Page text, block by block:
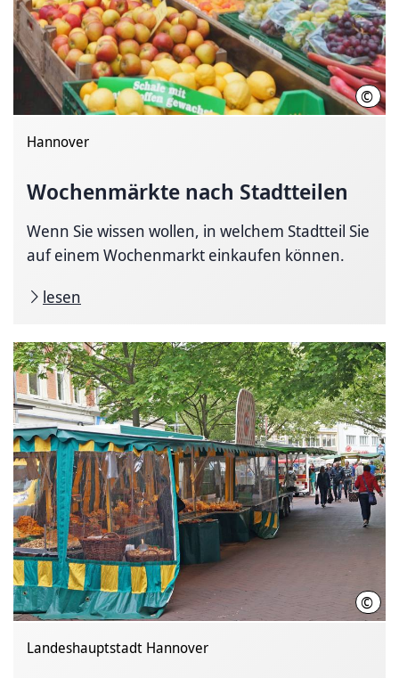
© LHH
Hannover
Wochenmärkte nach Stadtteilen
Wenn Sie wissen wollen, in welchem Stadtteil Sie
auf einem Wochenmarkt einkaufen können.
lesen
© LHH
Landeshauptstadt Hannover